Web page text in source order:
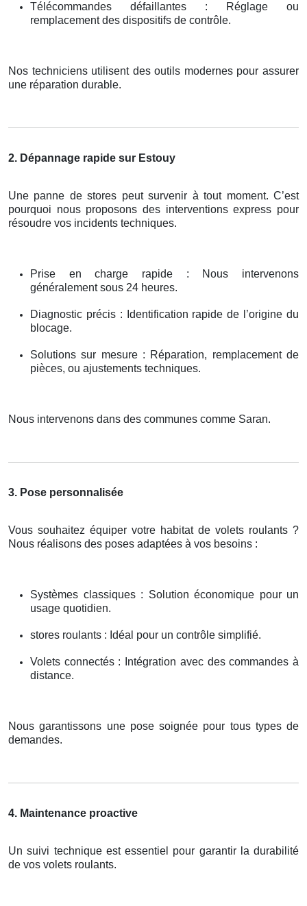
Télécommandes défaillantes : Réglage ou
remplacement des dispositifs de contrôle.
Nos techniciens utilisent des outils modernes pour assurer
une réparation durable.
2. Dépannage rapide sur Estouy
Une panne de stores peut survenir à tout moment. C’est
pourquoi nous proposons des interventions express pour
résoudre vos incidents techniques.
Prise en charge rapide : Nous intervenons
généralement sous 24 heures.
Diagnostic précis : Identification rapide de l’origine du
blocage.
Solutions sur mesure : Réparation, remplacement de
pièces, ou ajustements techniques.
Nous intervenons dans des communes comme Saran.
3. Pose personnalisée
Vous souhaitez équiper votre habitat de volets roulants ?
Nous réalisons des poses adaptées à vos besoins :
Systèmes classiques : Solution économique pour un
usage quotidien.
stores roulants : Idéal pour un contrôle simplifié.
Volets connectés : Intégration avec des commandes à
distance.
Nous garantissons une pose soignée pour tous types de
demandes.
4. Maintenance proactive
Un suivi technique est essentiel pour garantir la durabilité
de vos volets roulants.